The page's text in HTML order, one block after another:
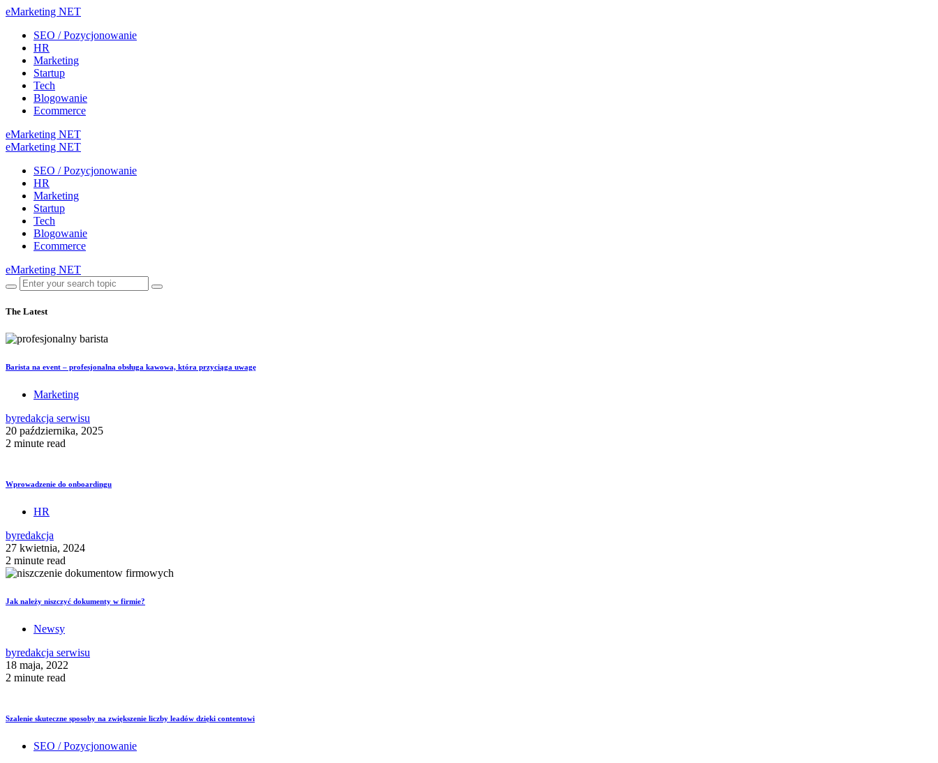
eMarketing NET
SEO / Pozycjonowanie
HR
Marketing
Startup
Tech
Blogowanie
Ecommerce
eMarketing NET
eMarketing NET
SEO / Pozycjonowanie
HR
Marketing
Startup
Tech
Blogowanie
Ecommerce
eMarketing NET
The Latest
Barista na event – profesjonalna obsługa kawowa, która przyciąga uwagę
Marketing
byredakcja serwisu
20 października, 2025
2 minute read
Wprowadzenie do onboardingu
HR
byredakcja
27 kwietnia, 2024
2 minute read
Jak należy niszczyć dokumenty w firmie?
Newsy
byredakcja serwisu
18 maja, 2022
2 minute read
Szalenie skuteczne sposoby na zwiększenie liczby leadów dzięki contentowi
SEO / Pozycjonowanie